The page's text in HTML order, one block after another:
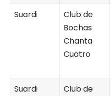
Suardi
Club de
Bochas
Chanta
Cuatro
Suardi
Club de